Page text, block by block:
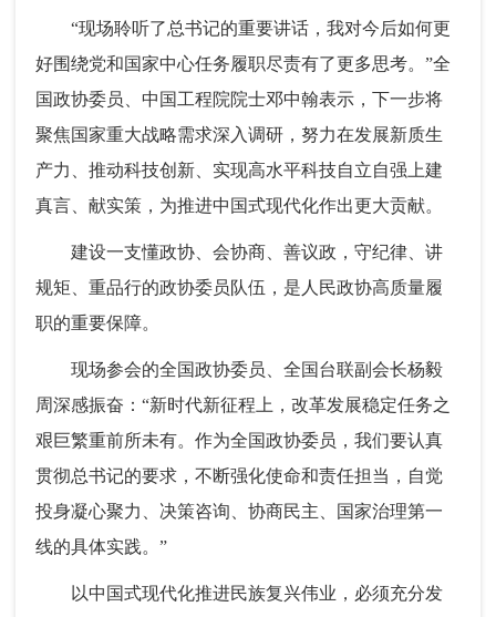
“现场聆听了总书记的重要讲话，我对今后如何更
好围绕党和国家中心任务履职尽责有了更多思考。”全
国政协委员、中国工程院院士邓中翰表示，下一步将
聚焦国家重大战略需求深入调研，努力在发展新质生
产力、推动科技创新、实现高水平科技自立自强上建
真言、献实策，为推进中国式现代化作出更大贡献。
建设一支懂政协、会协商、善议政，守纪律、讲
规矩、重品行的政协委员队伍，是人民政协高质量履
职的重要保障。
现场参会的全国政协委员、全国台联副会长杨毅
周深感振奋：“新时代新征程上，改革发展稳定任务之
艰巨繁重前所未有。作为全国政协委员，我们要认真
贯彻总书记的要求，不断强化使命和责任担当，自觉
投身凝心聚力、决策咨询、协商民主、国家治理第一
线的具体实践。”
以中国式现代化推进民族复兴伟业，必须充分发